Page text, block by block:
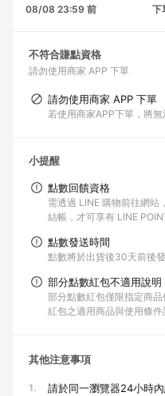
08/08 23:59 前
下
不符合賺點資格
請勿使用商家 APP 下單
請勿使用商家 APP 下單
若使用商家APP下單，將
小提醒
點數回饋資格
需透過 LINE 購物前往網
結帳，才可享有 LINE
點數發送時間
點數將於出貨後30天前後
部分點數紅包不適用說明
部分點數紅包僅限指定商
紅包之適用商品與使用條件
其他注意事項
1. 請於同一瀏覽器24小時